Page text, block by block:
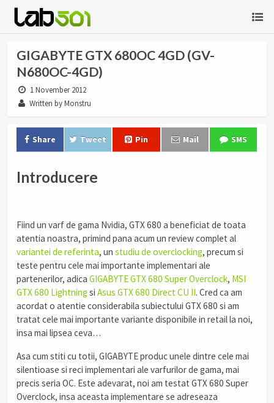
GIGABYTE GTX 680OC 4GD (GV-
N680OC-4GD)
1 November 2012
Written by Monstru
Share Tweet Pin Mail SMS
Introducere
Fiind un varf de gama Nvidia, GTX 680 a beneficiat de toata
atentia noastra, primind pana acum un review complet al
variantei de referinta, un studiu de overclocking, precum si
teste pentru cele mai importante implementari ale
partenerilor, adica GIGABYTE GTX 680 Super Overclock, MSI
GTX 680 Lightning si Asus GTX 680 Direct CU II. Cred ca am
acordat o atentie considerabila subiectului GTX 680 si am
tratat cele mai importante variante disponibile in retail la noi,
insa mai lipsea ceva…
Asa cum stiti cu totii, GIGABYTE produc unele dintre cele mai
silentioase si reci implementari ale varfurilor de gama, mai
precis seria OC. Este adevarat, noi am testat GTX 680 Super
Overclock, insa aceasta implementare se adreseaza